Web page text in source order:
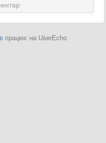
працює на UserEcho